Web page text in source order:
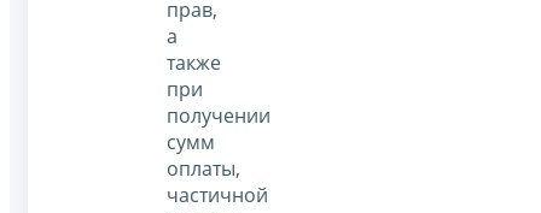
прав,
а
также
при
получении
сумм
оплаты,
частичной